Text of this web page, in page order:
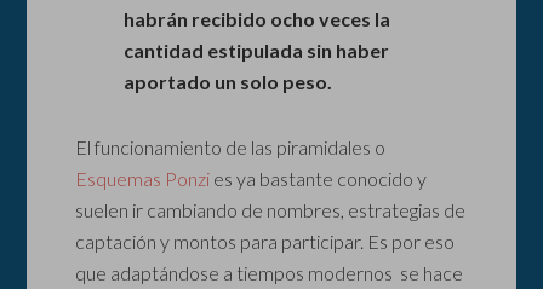
habrán recibido ocho veces la
cantidad estipulada sin haber
aportado un solo peso.
El funcionamiento de las piramidales o
Esquemas Ponzi es ya bastante conocido y
suelen ir cambiando de nombres, estrategias de
captación y montos para participar. Es por eso
que adaptándose a tiempos modernos se hace